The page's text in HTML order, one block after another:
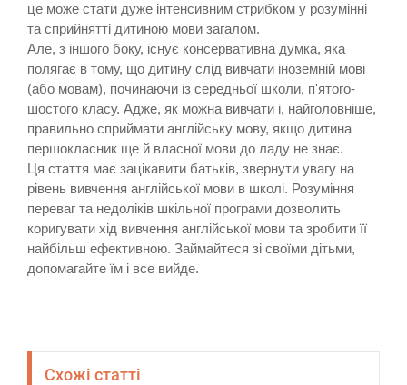
це може стати дуже інтенсивним стрибком у розумінні
та сприйнятті дитиною мови загалом.
Але, з іншого боку, існує консервативна думка, яка
полягає в тому, що дитину слід вивчати іноземній мові
(або мовам), починаючи із середньої школи, п'ятого-
шостого класу. Адже, як можна вивчати і, найголовніше,
правильно сприймати англійську мову, якщо дитина
першокласник ще й власної мови до ладу не знає.
Ця стаття має зацікавити батьків, звернути увагу на
рівень вивчення англійської мови в школі. Розуміння
переваг та недоліків шкільної програми дозволить
коригувати хід вивчення англійської мови та зробити її
найбільш ефективною. Займайтеся зі своїми дітьми,
допомагайте їм і все вийде.
Схожі статті